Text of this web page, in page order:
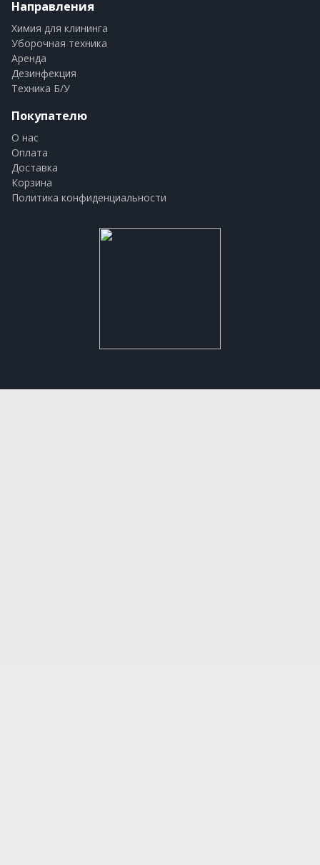
Направления
Химия для клининга
Уборочная техника
Аренда
Дезинфекция
Техника Б/У
Покупателю
О нас
Оплата
Доставка
Корзина
Политика конфиденциальности